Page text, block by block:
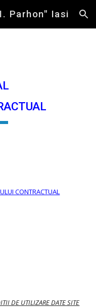
Skip to navigation
Parhon" Iasi
CONTRACTUAL
DE UTILIZARE DATE SITE